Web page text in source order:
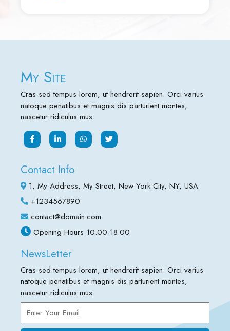
My Site
Cras sed tempus lorem, ut hendrerit sapien. Orci varius
natoque penatibus et magnis dis parturient montes,
nascetur ridiculus mus.
Contact Info
1, My Address, My Street, New York City, NY, USA
+1234567890
contact@domain.com
Opening Hours 10.00-18.00
NewsLetter
Cras sed tempus lorem, ut hendrerit sapien. Orci varius
natoque penatibus et magnis dis parturient montes,
nascetur ridiculus mus.